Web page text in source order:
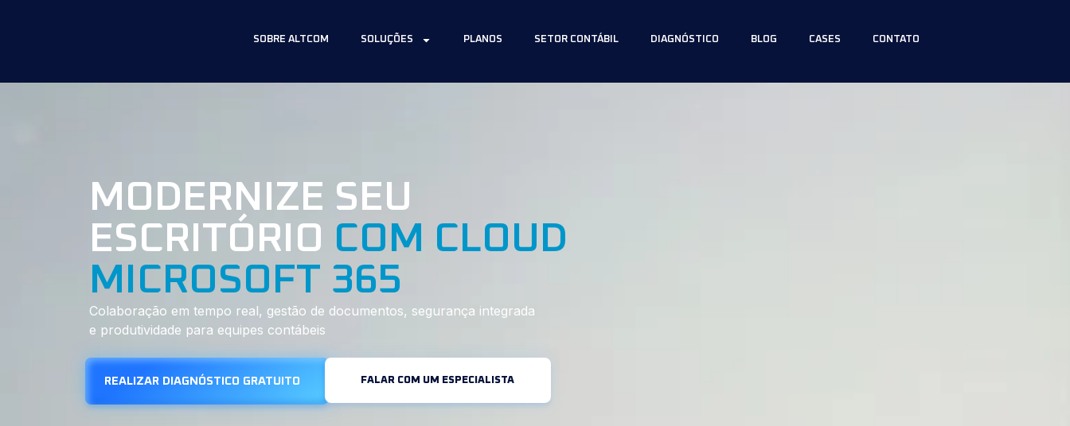
SOBRE ALTCOM SOLUÇÕES PLANOS SETOR CONTÁBIL DIAGNÓSTICO BLOG CASES CONTATO
MODERNIZE SEU
ESCRITÓRIO COM CLOUD
MICROSOFT 365
Colaboração em tempo real, gestão de documentos, segurança integrada
e produtividade para equipes contábeis
REALIZAR DIAGNÓSTICO GRATUITO FALAR COM UM ESPECIALISTA